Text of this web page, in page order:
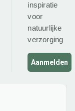
inspiratie
voor
natuurlijke
verzorging
Aanmelden